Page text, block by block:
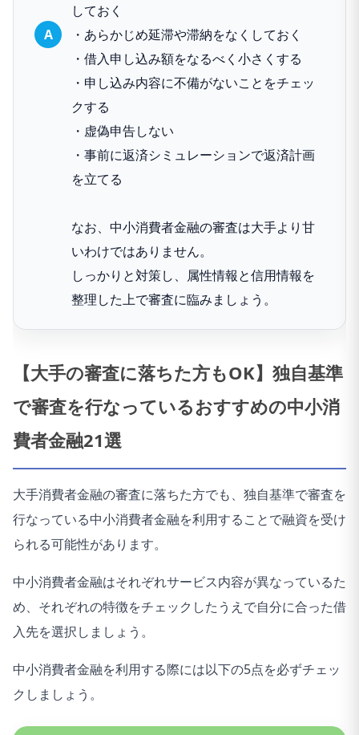
しておく
・あらかじめ延滞や滞納をなくしておく
・借入申し込み額をなるべく小さくする
・申し込み内容に不備がないことをチェッ
クする
・虚偽申告しない
・事前に返済シミュレーションで返済計画
を立てる
なお、中小消費者金融の審査は大手より甘
いわけではありません。
しっかりと対策し、属性情報と信用情報を
整理した上で審査に臨みましょう。
【大手の審査に落ちた方もOK】独自基準
で審査を行なっているおすすめの中小消
費者金融21選
大手消費者金融の審査に落ちた方でも、独自基準で審査を
行なっている中小消費者金融を利用することで融資を受け
られる可能性があります。
中小消費者金融はそれぞれサービス内容が異なっているた
め、それぞれの特徴をチェックしたうえで自分に合った借
入先を選択しましょう。
中小消費者金融を利用する際には以下の5点を必ずチェッ
クしましょう。